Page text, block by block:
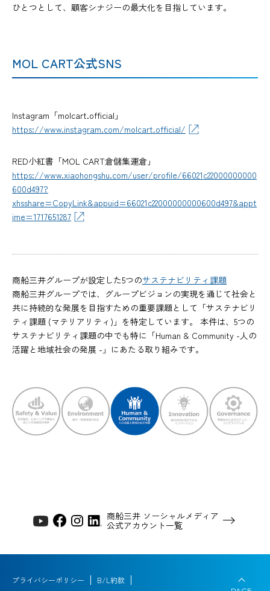
ひとつとして、顧客シナジーの最大化を目指しています。
MOL CART公式SNS
Instagram「molcart.official」
https://www.instagram.com/molcart.official/
RED小紅書「MOL CART倉儲集運倉」
https://www.xiaohongshu.com/user/profile/66021c22000000000
600d497?
xhsshare=CopyLink&appuid=66021c22000000000600d497&appt
ime=1717651287
商船三井グループが設定した5つのサステナビリティ課題
商船三井グループでは、グループビジョンの実現を通じて社会と
共に持続的な発展を目指すための重要課題として「サステナビリ
ティ課題 (マテリアリティ)」を特定しています。 本件は、5つの
サステナビリティ課題の中でも特に「Human & Community -人の
活躍と地域社会の発展 -」にあたる取り組みです。
商船三井 ソーシャルメディア
公式アカウント一覧
プライバシーポリシー
B/L約款